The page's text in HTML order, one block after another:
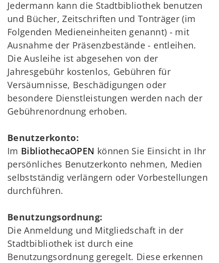
Jedermann kann die Stadtbibliothek benutzen
und Bücher, Zeitschriften und Tonträger (im
Folgenden Medieneinheiten genannt) - mit
Ausnahme der Präsenzbestände - entleihen.
Die Ausleihe ist abgesehen von der
Jahresgebühr kostenlos, Gebühren für
Versäumnisse, Beschädigungen oder
besondere Dienstleistungen werden nach der
Gebührenordnung erhoben.
Benutzerkonto:
Im BibliothecaOPEN können Sie Einsicht in Ihr
persönliches Benutzerkonto nehmen, Medien
selbstständig verlängern oder Vorbestellungen
durchführen.
Benutzungsordnung:
Die Anmeldung und Mitgliedschaft in der
Stadtbibliothek ist durch eine
Benutzungsordnung geregelt. Diese erkennen